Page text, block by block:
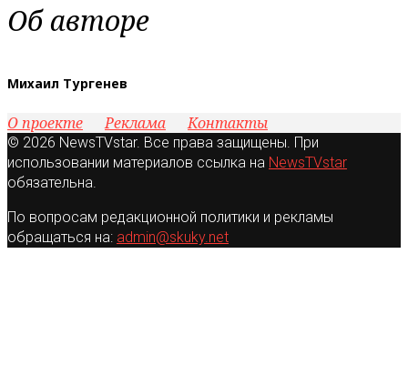
Об авторе
Михаил Тургенев
О проекте Реклама Контакты
© 2026 NewsTVstar. Все права защищены. При
использовании материалов ссылка на NewsTVstar
обязательна.
По вопросам редакционной политики и рекламы
обращаться на: admin@skuky.net